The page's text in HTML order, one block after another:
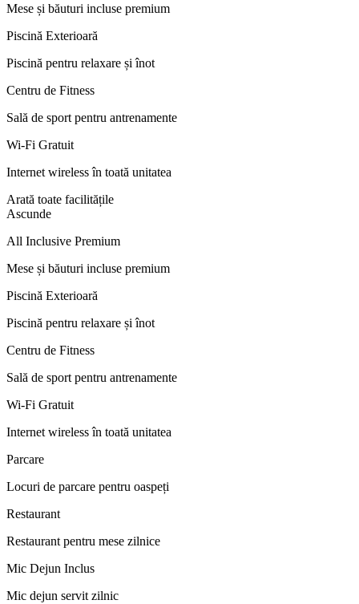
Mese și băuturi incluse premium
Piscină Exterioară
Piscină pentru relaxare și înot
Centru de Fitness
Sală de sport pentru antrenamente
Wi-Fi Gratuit
Internet wireless în toată unitatea
Arată toate facilitățile
Ascunde
All Inclusive Premium
Mese și băuturi incluse premium
Piscină Exterioară
Piscină pentru relaxare și înot
Centru de Fitness
Sală de sport pentru antrenamente
Wi-Fi Gratuit
Internet wireless în toată unitatea
Parcare
Locuri de parcare pentru oaspeți
Restaurant
Restaurant pentru mese zilnice
Mic Dejun Inclus
Mic dejun servit zilnic